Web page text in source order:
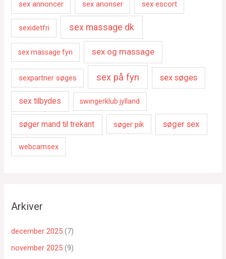
sex annoncer sex anonser sex escort
sexidetfri sex massage dk
sex massage fyn sex og massage
sexpartner søges sex på fyn sex søges
sex tilbydes swingerklub jylland
søger mand til trekant søger pik søger sex
webcamsex
Arkiver
december 2025 (7)
november 2025 (9)